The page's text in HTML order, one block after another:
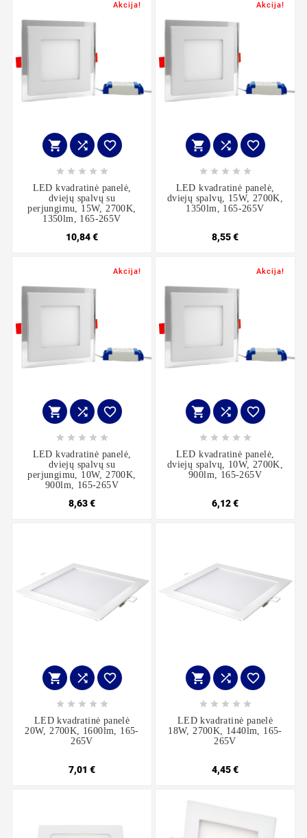
Akcija!
  
    
LED kvadratinė panelė,
dviejų spalvų su
perjungimu, 15W, 2700K,
1350lm, 165-265V
10,84 €
Akcija!
  
    
LED kvadratinė panelė,
dviejų spalvų, 15W, 2700K,
1350lm, 165-265V
8,55 €
Akcija!
  
    
LED kvadratinė panelė,
dviejų spalvų su
perjungimu, 10W, 2700K,
900lm, 165-265V
8,63 €
Akcija!
  
    
LED kvadratinė panelė,
dviejų spalvų, 10W, 2700K,
900lm, 165-265V
6,12 €
  
    
LED kvadratinė panelė
20W, 2700K, 1600lm, 165-
265V
7,01 €
  
    
LED kvadratinė panelė
18W, 2700K, 1440lm, 165-
265V
4,45 €